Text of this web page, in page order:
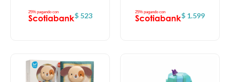
$ 523 $ 1.599